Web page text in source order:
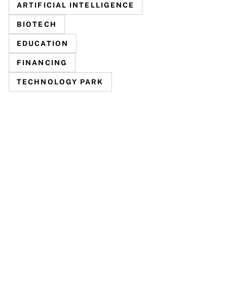
ARTIFICIAL INTELLIGENCE
BIOTECH
EDUCATION
FINANCING
TECHNOLOGY PARK